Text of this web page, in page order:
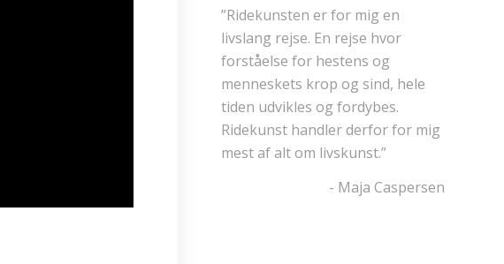
”Ridekunsten er for mig en
livslang rejse. En rejse hvor
forståelse for hestens og
menneskets krop og sind, hele
tiden udvikles og fordybes.
Ridekunst handler derfor for mig
mest af alt om livskunst.”
- Maja Caspersen